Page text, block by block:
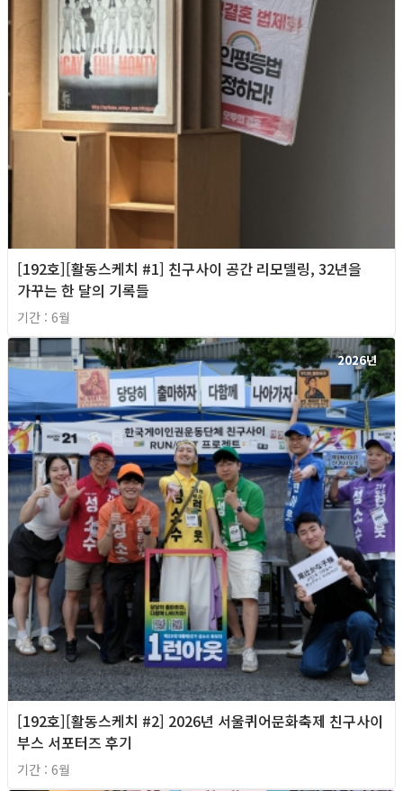
[192호][활동스케치 #1] 친구사이 공간 리모델링, 32년을
가꾸는 한 달의 기록들
기간 : 6월
2026년
[192호][활동스케치 #2] 2026년 서울퀴어문화축제 친구사이
부스 서포터즈 후기
기간 : 6월